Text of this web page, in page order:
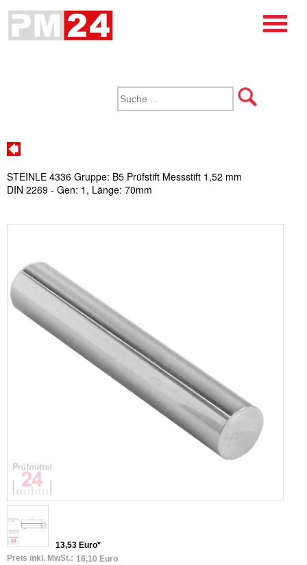
STEINLE 4336 Gruppe: B5 Prüfstift Messstift 1,52 mm
DIN 2269 - Gen: 1, Länge: 70mm
13,53 Euro*
Preis inkl. MwSt.: 16,10 Euro